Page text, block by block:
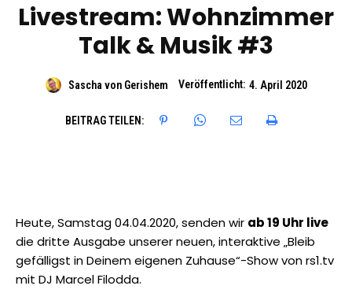
Livestream: Wohnzimmer
Talk & Musik #3
Sascha von Gerishem Veröffentlicht: 4. April 2020
BEITRAG TEILEN:
Heute, Samstag 04.04.2020, senden wir ab 19 Uhr live
die dritte Ausgabe unserer neuen, interaktive „Bleib
gefälligst in Deinem eigenen Zuhause“-Show von rs1.tv
mit DJ Marcel Filodda.